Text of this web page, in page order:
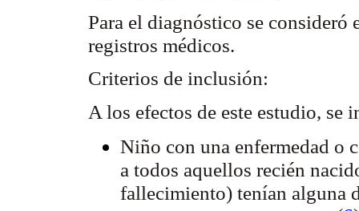
Para el diagnóstico se
registros médicos.
Criterios de inclusión:
A los efectos de este estudio,
Niño con una enfermedad o
a todos aquellos recién
fallecimiento) tenían alguna